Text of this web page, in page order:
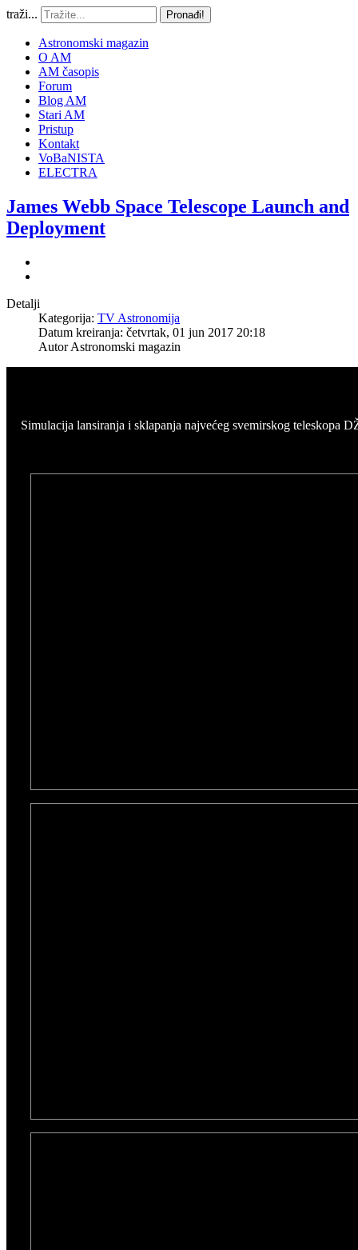
traži... Pronađi!
Astronomski magazin
O AM
AM časopis
Forum
Blog AM
Stari AM
Pristup
Kontakt
VoBaNISTA
ELECTRA
James Webb Space Telescope Launch and
Deployment
Detalji
Kategorija: TV Astronomija
Datum kreiranja: četvrtak, 01 jun 2017 20:18
AutorAstronomski magazin
Simulacija lansiranja i sklapanja najvećeg svemirskog teleskopa